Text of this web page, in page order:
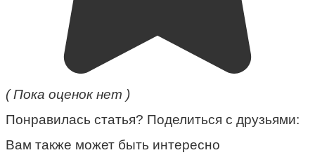
( Пока оценок нет )
Понравилась статья? Поделиться с друзьями:
Вам также может быть интересно